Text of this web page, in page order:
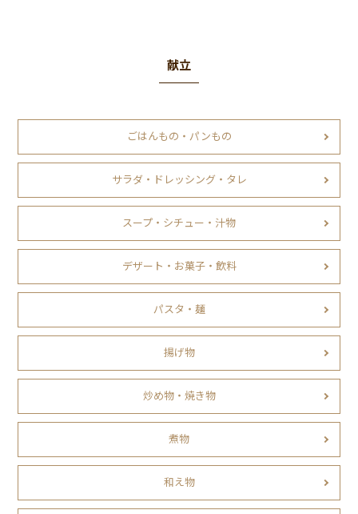
献立
ごはんもの・パンもの
サラダ・ドレッシング・タレ
スープ・シチュー・汁物
デザート・お菓子・飲料
パスタ・麺
揚げ物
炒め物・焼き物
煮物
和え物